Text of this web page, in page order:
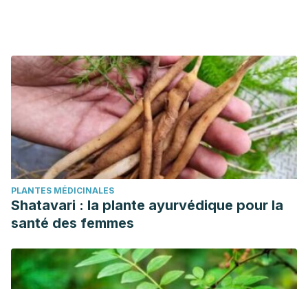
PLANTES MÉDICINALES
Shatavari : la plante ayurvédique pour la
santé des femmes